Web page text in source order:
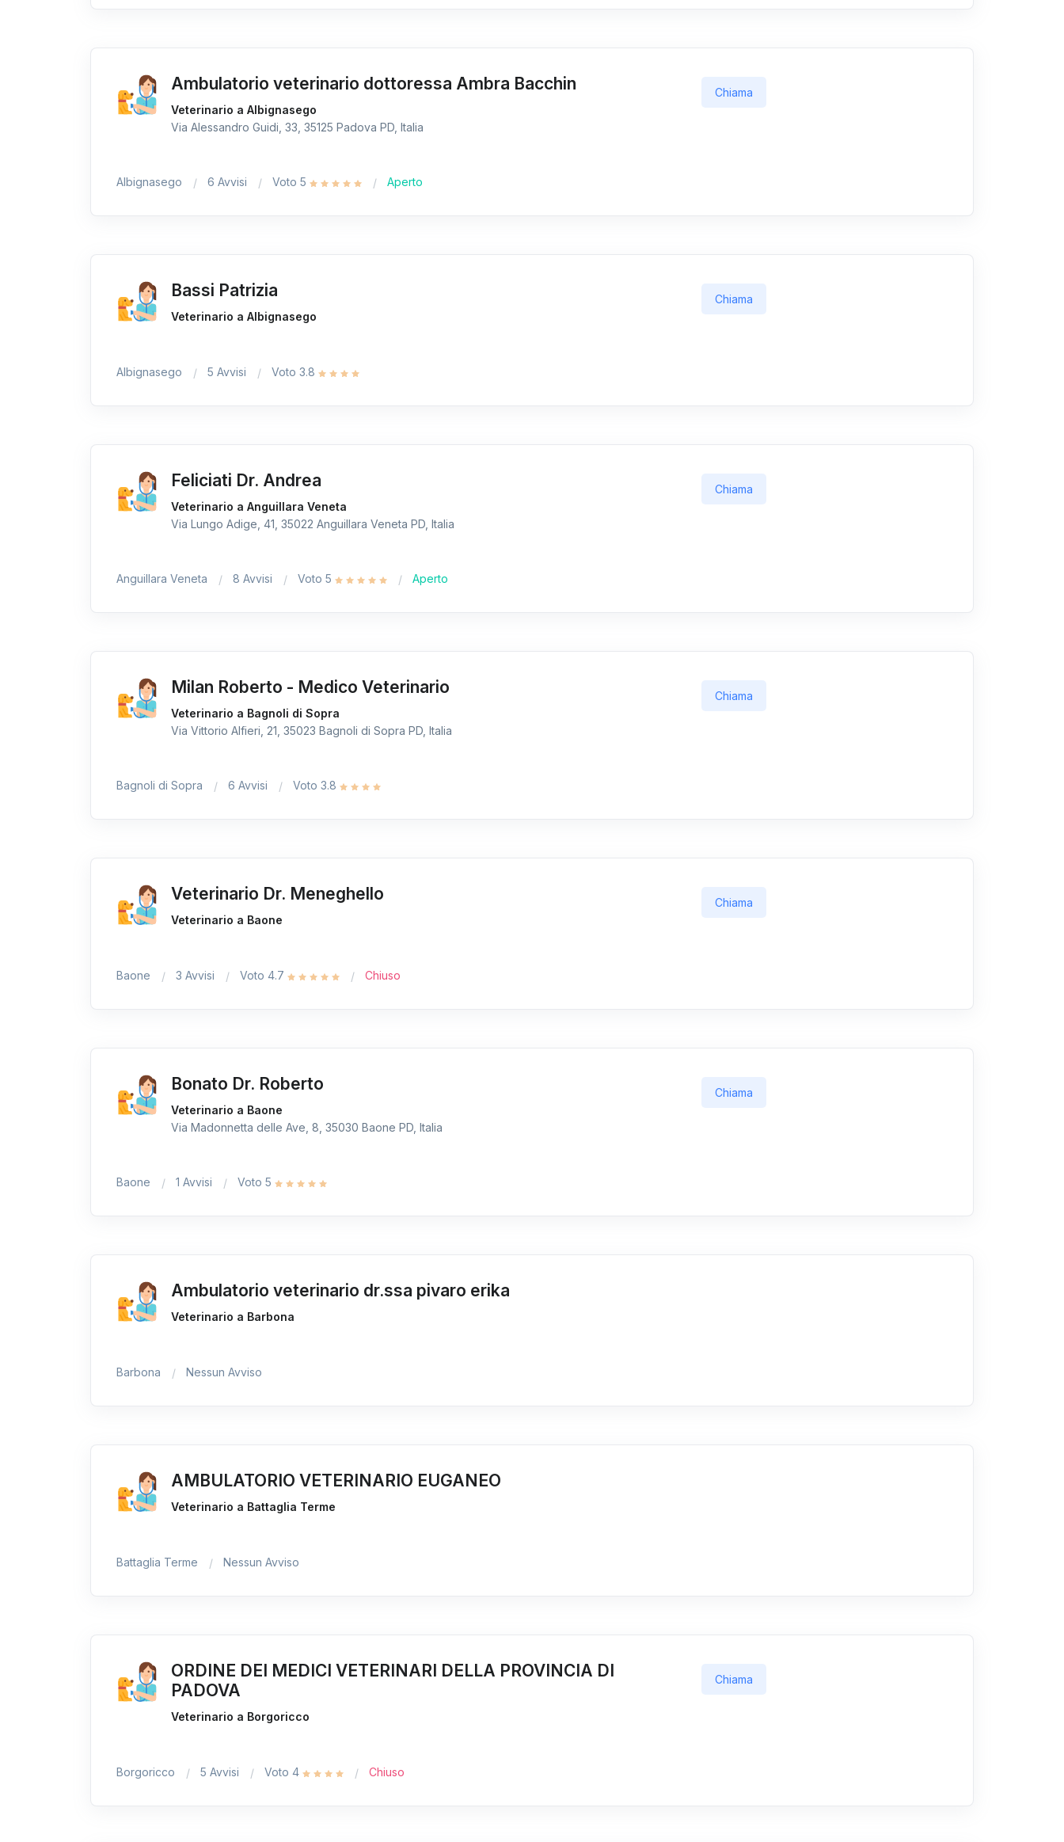
Ambulatorio veterinario dottoressa Ambra Bacchin
Veterinario a Albignasego
Via Alessandro Guidi, 33, 35125 Padova PD, Italia
Chiama
Albignasego 6 Avvisi Voto 5 Aperto
Bassi Patrizia
Veterinario a Albignasego
Chiama
Albignasego 5 Avvisi Voto 3.8
Feliciati Dr. Andrea
Veterinario a Anguillara Veneta
Via Lungo Adige, 41, 35022 Anguillara Veneta PD, Italia
Chiama
Anguillara Veneta 8 Avvisi Voto 5 Aperto
Milan Roberto - Medico Veterinario
Veterinario a Bagnoli di Sopra
Via Vittorio Alfieri, 21, 35023 Bagnoli di Sopra PD, Italia
Chiama
Bagnoli di Sopra 6 Avvisi Voto 3.8
Veterinario Dr. Meneghello
Veterinario a Baone
Chiama
Baone 3 Avvisi Voto 4.7 Chiuso
Bonato Dr. Roberto
Veterinario a Baone
Via Madonnetta delle Ave, 8, 35030 Baone PD, Italia
Chiama
Baone 1 Avvisi Voto 5
Ambulatorio veterinario dr.ssa pivaro erika
Veterinario a Barbona
Barbona Nessun Avviso
AMBULATORIO VETERINARIO EUGANEO
Veterinario a Battaglia Terme
Battaglia Terme Nessun Avviso
ORDINE DEI MEDICI VETERINARI DELLA PROVINCIA DI
PADOVA
Veterinario a Borgoricco
Chiama
Borgoricco 5 Avvisi Voto 4 Chiuso